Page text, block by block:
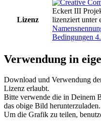
Lizenz
Eckert III
lizenziert unter
Bedingungen
Verwendung in
Download und Verwendung
Lizenz erlaubt.
Bitte verwende die in Deinem
das obige Bild herunterzuladen.
Um die Grafik zu teilen,